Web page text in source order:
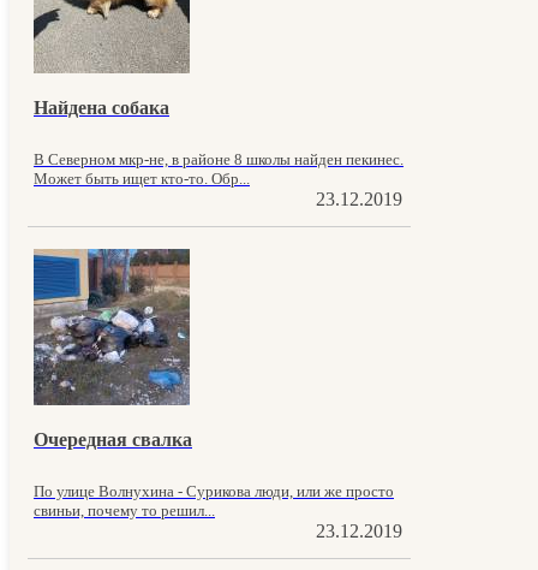
Найдена собака
В Северном мкр-не, в районе 8 школы найден пекинес.
Может быть ищет кто-то. Обр...
23.12.2019
Очередная свалка
По улице Волнухина - Сурикова люди, или же просто
свиньи, почему то решил...
23.12.2019